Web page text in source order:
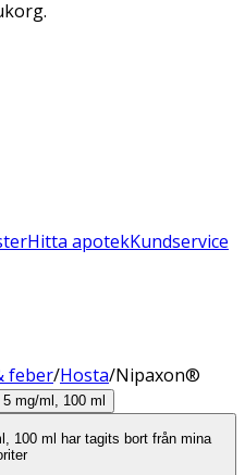
Hitta apotekKundservice
feber/Hosta/Nipaxon®
100 ml har tagits bort från mina